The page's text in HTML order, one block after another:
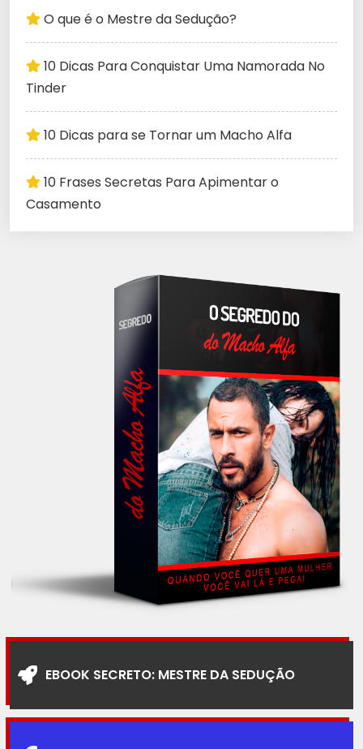
O que é o Mestre da Sedução?
10 Dicas Para Conquistar Uma Namorada No
Tinder
10 Dicas para se Tornar um Macho Alfa
10 Frases Secretas Para Apimentar o
Casamento
EBOOK SECRETO: MESTRE DA SEDUÇÃO